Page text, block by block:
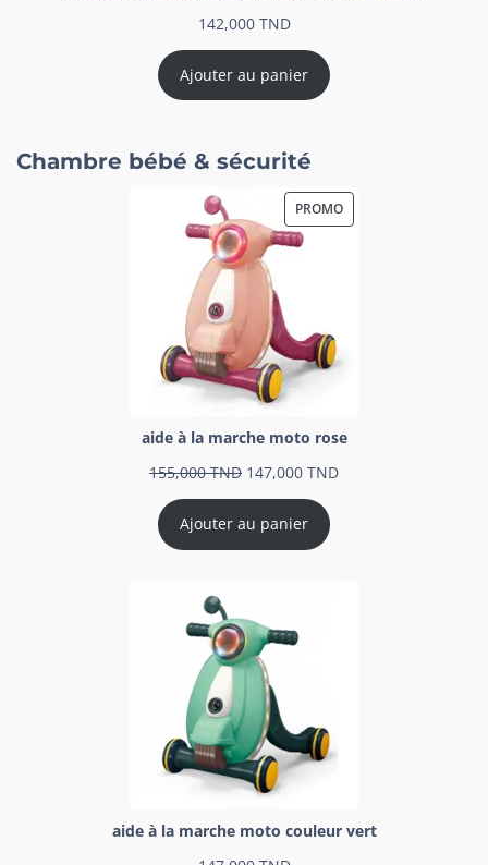
142,000 TND
Ajouter au panier
Chambre bébé & sécurité
PROMO
aide à la marche moto rose
155,000TND 147,000 TND
Ajouter au panier
aide à la marche moto couleur vert